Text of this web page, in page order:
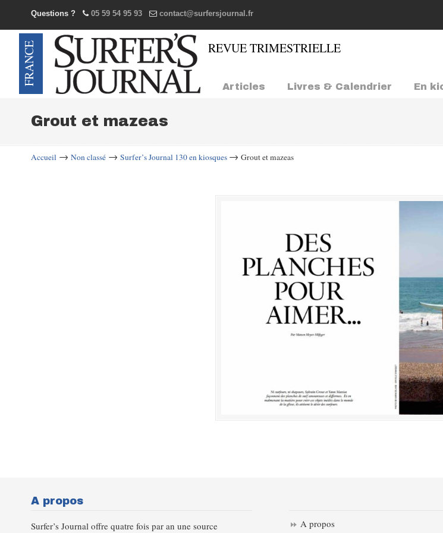
Questions ? 05 59 54 95 93 contact@surfersjournal.fr
Articles Livres & Calendrier En
Navigation
Grout et mazeas
Accueil → Non classé → Surfer’s Journal 130 en kiosques → Grout et mazeas
A propos
Surfer’s Journal offre quatre fois par an une source A propos